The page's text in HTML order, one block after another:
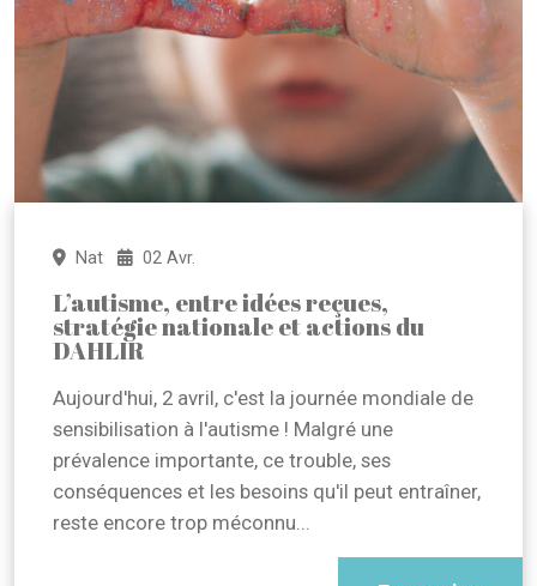
Nat 02 Avr.
L’autisme, entre idées reçues,
stratégie nationale et actions du
DAHLIR
Aujourd'hui, 2 avril, c'est la journée mondiale de
sensibilisation à l'autisme ! Malgré une
prévalence importante, ce trouble, ses
conséquences et les besoins qu'il peut entraîner,
reste encore trop méconnu...